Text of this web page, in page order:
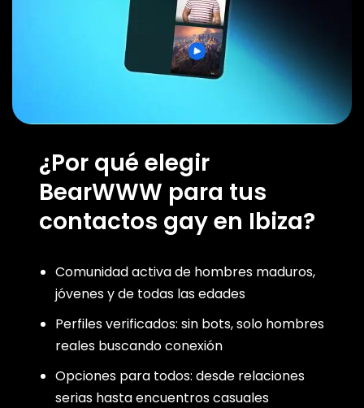
¿Por qué elegir
BearWWW para tus
contactos gay en Ibiza?
Comunidad activa de hombres maduros,
jóvenes y de todas las edades
Perfiles verificados: sin bots, solo hombres
reales buscando conexión
Opciones para todos: desde relaciones
serias hasta encuentros casuales